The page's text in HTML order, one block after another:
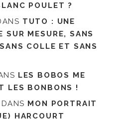
POULET ?
TUTO : UNE
SUR MESURE, SANS
COLLE ET SANS
LES BOBOS ME
LES BONBONS !
DANS MON PORTRAIT
HARCOURT